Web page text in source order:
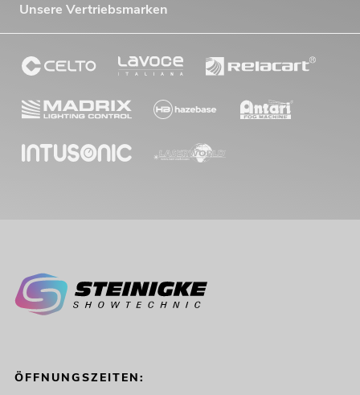
Unsere Vertriebsmarken
ÖFFNUNGSZEITEN: